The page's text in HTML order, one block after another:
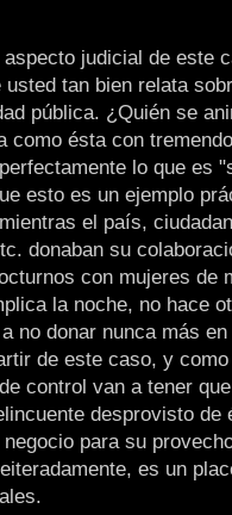
judicial de este
tan bien relata
pública. ¿Quién se
como ésta con
lo que es
esto es un ejemplo
el país,
donaban su
con mujeres de
la noche, no hace
no donar nunca más
de este caso, y
control van a tener
desprovisto de
para su
es un